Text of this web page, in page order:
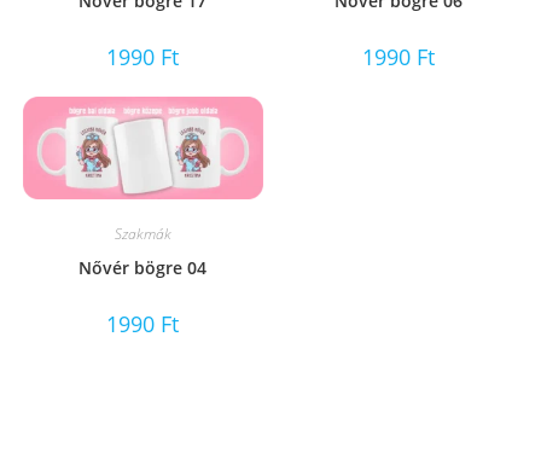
1990 Ft 1990 Ft
Szakmák
Nővér bögre 04
1990 Ft